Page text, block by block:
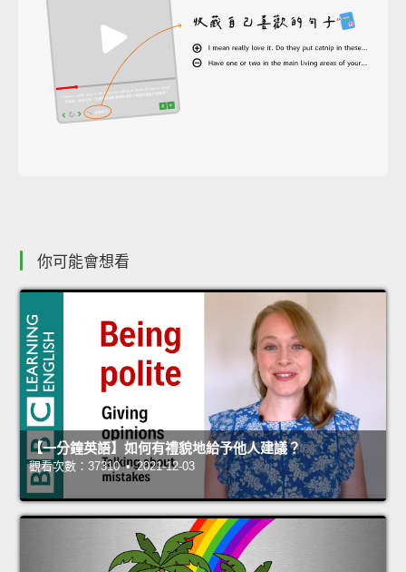
你可能會想看
【一分鐘英語】如何有禮貌地給予他人建議？
觀看次數：37310 • 2021-12-03